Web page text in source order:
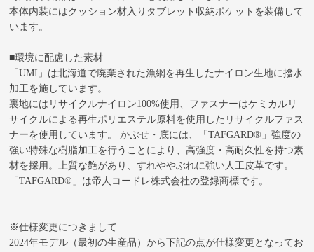
本体内装にはクッション材入りタブレット収納ポケットを装備して
います。
■環境に配慮した素材
「UMI」は北海道で廃棄された漁網を再生したナイロン生地に撥水
加工を施しています。
裏地にはリサイクルナイロン100%使用、ファスナーはケミカルリ
サイクルによる再生ポリエステル原料を使用したリサイクルファス
ナーを使用しています。 かぶせ・底には、「TAFGARD®」強度の
強い特殊な樹脂加工を行うことにより、高強度・高耐久性を持つ素
材を採用。上質な艶があり、すれややぶれに強い人工皮革です。
「TAFGARD®」は帝人コードレ株式会社の登録商標です。
※仕様変更につきまして
2024年モデル（最初の生産品）から下記の点が仕様変更となってお